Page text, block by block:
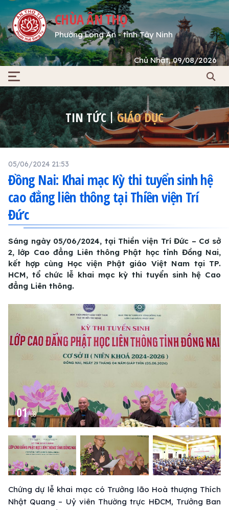
CHÙA ÂN THỌ
Phường Long An - tỉnh Tây Ninh
Chủ Nhật, 09/08/2026
TIN TỨC GIÁO DỤC
05/06/2024 21:53
Đồng Nai: Khai mạc Kỳ thi tuyển sinh hệ
cao đẳng liên thông tại Thiền viện Trí
Đức
Sáng ngày 05/06/2024, tại Thiền viện Trí Đức – Cơ sở
2, lớp Cao đẳng Liên thông Phật học tỉnh Đồng Nai,
kết hợp cùng Học viện Phật giáo Việt Nam tại TP.
HCM, tổ chức lễ khai mạc kỳ thi tuyển sinh hệ Cao
đẳng Liên thông.
01/68
Chứng dự lễ khai mạc có Trưởng lão Hoà thượng Thích
Nhật Quang – Uỷ viên Thường trực HĐCM, Trưởng Ban